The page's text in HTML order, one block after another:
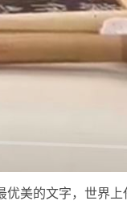
优美的文字，世界